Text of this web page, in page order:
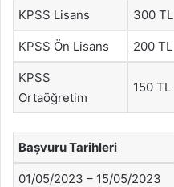
KPSS Lisans 300 TL
KPSS Ön Lisans 200 TL
KPSS
Ortaöğretim
150 TL
Başvuru Tarihleri
01/05/2023 – 15/05/2023